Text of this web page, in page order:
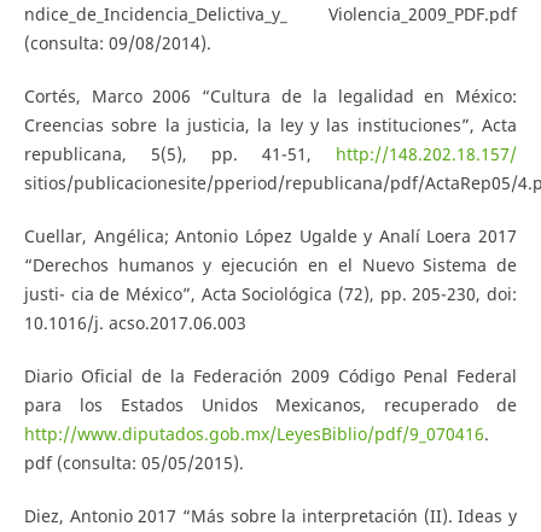
ndice_de_Incidencia_Delictiva_y_ Violencia_2009_PDF.pdf
(consulta: 09/08/2014).
Cortés, Marco 2006 “Cultura de la legalidad en México:
Creencias sobre la justicia, la ley y las instituciones”, Acta
republicana, 5(5), pp. 41-51, http://148.202.18.157/
sitios/publicacionesite/pperiod/republicana/pdf/ActaRep05/
Cuellar, Angélica; Antonio López Ugalde y Analí Loera 2017
“Derechos humanos y ejecución en el Nuevo Sistema de
justi- cia de México”, Acta Sociológica (72), pp. 205-230, doi:
10.1016/j. acso.2017.06.003
Diario Oficial de la Federación 2009 Código Penal Federal
para los Estados Unidos Mexicanos, recuperado de
http://www.diputados.gob.mx/LeyesBiblio/pdf/9_070416.
pdf (consulta: 05/05/2015).
Diez, Antonio 2017 “Más sobre la interpretación (II). Ideas y